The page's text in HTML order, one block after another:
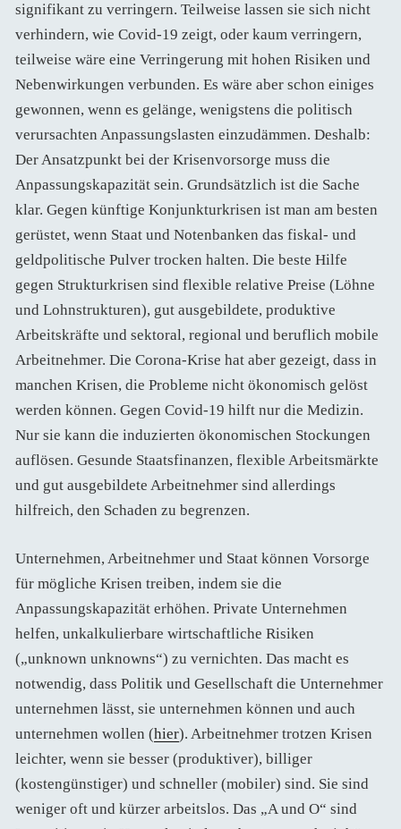
signifikant zu verringern. Teilweise lassen sie sich nicht
verhindern, wie Covid-19 zeigt, oder kaum verringern,
teilweise wäre eine Verringerung mit hohen Risiken und
Nebenwirkungen verbunden. Es wäre aber schon einiges
gewonnen, wenn es gelänge, wenigstens die politisch
verursachten Anpassungslasten einzudämmen. Deshalb:
Der Ansatzpunkt bei der Krisenvorsorge muss die
Anpassungskapazität sein. Grundsätzlich ist die Sache
klar. Gegen künftige Konjunkturkrisen ist man am besten
gerüstet, wenn Staat und Notenbanken das fiskal- und
geldpolitische Pulver trocken halten. Die beste Hilfe
gegen Strukturkrisen sind flexible relative Preise (Löhne
und Lohnstrukturen), gut ausgebildete, produktive
Arbeitskräfte und sektoral, regional und beruflich mobile
Arbeitnehmer. Die Corona-Krise hat aber gezeigt, dass in
manchen Krisen, die Probleme nicht ökonomisch gelöst
werden können. Gegen Covid-19 hilft nur die Medizin.
Nur sie kann die induzierten ökonomischen Stockungen
auflösen. Gesunde Staatsfinanzen, flexible Arbeitsmärkte
und gut ausgebildete Arbeitnehmer sind allerdings
hilfreich, den Schaden zu begrenzen.
Unternehmen, Arbeitnehmer und Staat können Vorsorge
für mögliche Krisen treiben, indem sie die
Anpassungskapazität erhöhen. Private Unternehmen
helfen, unkalkulierbare wirtschaftliche Risiken
(„unknown unknowns“) zu vernichten. Das macht es
notwendig, dass Politik und Gesellschaft die Unternehmer
unternehmen lässt, sie unternehmen können und auch
unternehmen wollen (hier). Arbeitnehmer trotzen Krisen
leichter, wenn sie besser (produktiver), billiger
(kostengünstiger) und schneller (mobiler) sind. Sie sind
weniger oft und kürzer arbeitslos. Das „A und O“ sind